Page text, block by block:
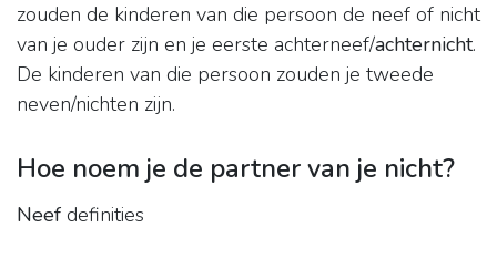
zouden de kinderen van die persoon de neef of nicht
van je ouder zijn en je eerste achterneef/achternicht.
De kinderen van die persoon zouden je tweede
neven/nichten zijn.
Hoe noem je de partner van je nicht?
Neef definities